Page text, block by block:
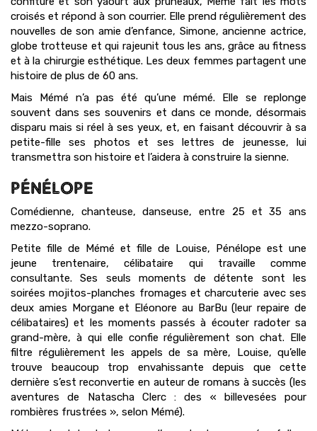
croisés et répond à son courrier. Elle prend régulièrement des
nouvelles de son amie d’enfance, Simone, ancienne actrice,
globe trotteuse et qui rajeunit tous les ans, grâce au fitness
et à la chirurgie esthétique. Les deux femmes partagent une
histoire de plus de 60 ans.
Mais Mémé n’a pas été qu’une mémé. Elle se replonge
souvent dans ses souvenirs et dans ce monde, désormais
disparu mais si réel à ses yeux, et, en faisant découvrir à sa
petite-fille ses photos et ses lettres de jeunesse, lui
transmettra son histoire et l’aidera à construire la sienne.
PÉNÉLOPE
Comédienne, chanteuse, danseuse, entre 25 et 35 ans
mezzo-soprano.
Petite fille de Mémé et fille de Louise, Pénélope est une
jeune trentenaire, célibataire qui travaille comme
consultante. Ses seuls moments de détente sont les
soirées mojitos-planches fromages et charcuterie avec ses
deux amies Morgane et Eléonore au BarBu (leur repaire de
célibataires) et les moments passés à écouter radoter sa
grand-mère, à qui elle confie régulièrement son chat. Elle
filtre régulièrement les appels de sa mère, Louise, qu’elle
trouve beaucoup trop envahissante depuis que cette
dernière s’est reconvertie en auteur de romans à succès (les
aventures de Natascha Clerc : des « billevesées pour
rombières frustrées », selon Mémé).